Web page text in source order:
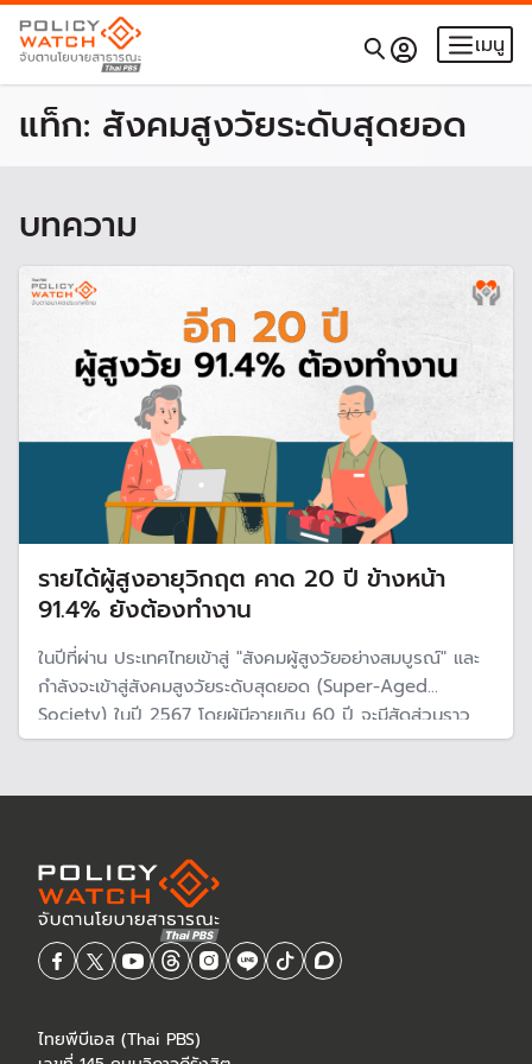
เมนู
แท็ก: สังคมสูงวัยระดับสุดยอด
บทความ
รายได้ผู้สูงอายุวิกฤต คาด 20 ปี ข้างหน้า
91.4% ยังต้องทำงาน
ในปีที่ผ่าน ประเทศไทยเข้าสู่ "สังคมผู้สูงวัยอย่างสมบูรณ์" และ
กำลังจะเข้าสู่สังคมสูงวัยระดับสุดยอด (Super-Aged
Society) ในปี 2567 โดยผู้มีอายุเกิน 60 ปี จะมีสัดส่วนราว
28% หรือ 1 ใน 4 ของประชากรทั้งประเทศ
ไทยพีบีเอส (Thai PBS)